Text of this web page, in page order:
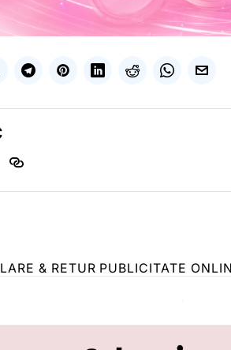
& RETUR PUBLICITATE